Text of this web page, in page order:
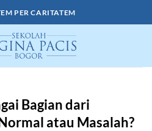
PER CARITATEM
Bagian dari
atau Masalah?